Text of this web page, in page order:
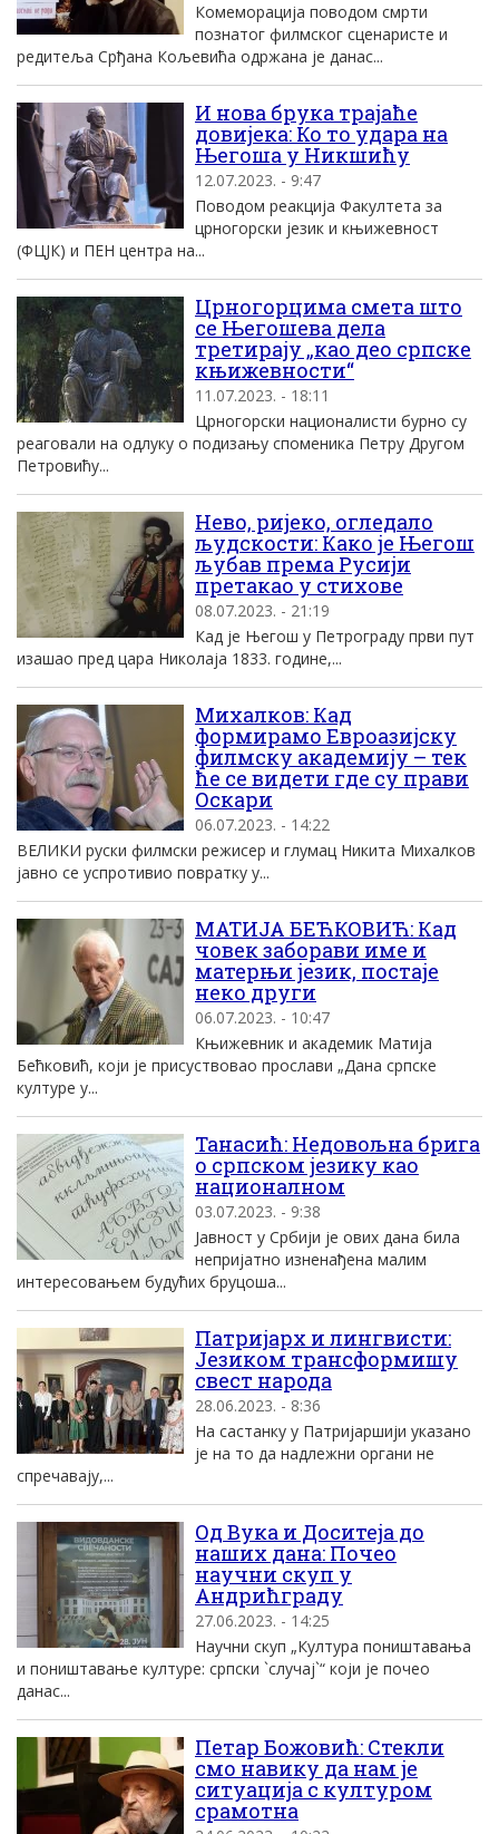
Комеморација поводом смрти
познатог филмског сценаристе и
редитеља Срђана Кољевића одржана је данас...
И нова брука трајаће
довијека: Ко то удара на
Његоша у Никшићу
12.07.2023. - 9:47
Поводом реакција Факултета за
црногорски језик и књижевност
(ФЦЈК) и ПЕН центра на...
Црногорцима смета што
се Његошева дела
третирају „као део српске
књижевности“
11.07.2023. - 18:11
Црногорски националисти бурно су
реаговали на одлуку о подизању споменика Петру Другом
Петровићу...
Нево, ријеко, огледало
људскости: Како је Његош
љубав према Русији
претакао у стихове
08.07.2023. - 21:19
Кад је Његош у Петрограду први пут
изашао пред цара Николаја 1833. године,...
Михалков: Кад
формирамо Евроазијску
филмску академију – тек
ће се видети где су прави
Оскари
06.07.2023. - 14:22
ВЕЛИКИ руски филмски режисер и глумац Никита Михалков
јавно се успротивио повратку у...
МАТИЈА БЕЋКОВИЋ: Кад
човек заборави име и
матерњи језик, постаје
неко други
06.07.2023. - 10:47
Књижевник и академик Матија
Бећковић, који је присуствовао прослави „Дана српске
културе у...
Танасић: Недовољна брига
о српском језику као
националном
03.07.2023. - 9:38
Јавност у Србији је ових дана била
непријатно изненађена малим
интересовањем будућих бруцоша...
Патријарх и лингвисти:
Језиком трансформишу
свест народа
28.06.2023. - 8:36
На састанку у Патријаршији указано
је на то да надлежни органи не
спречавају,...
Од Вука и Доситеја до
наших дана: Почео
научни скуп у
Андрићграду
27.06.2023. - 14:25
Научни скуп „Култура поништавања
и поништавање културе: српски `случај`“ који је почео
данас...
Петар Божовић: Стекли
смо навику да нам је
ситуација с културом
срамотна